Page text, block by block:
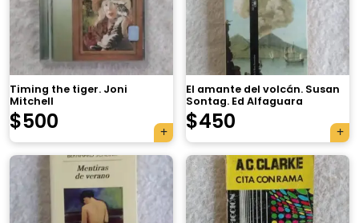
Timing the tiger. Joni
Mitchell
$500
El amante del volcán. Susan
Sontag. Ed Alfaguara
$450
×